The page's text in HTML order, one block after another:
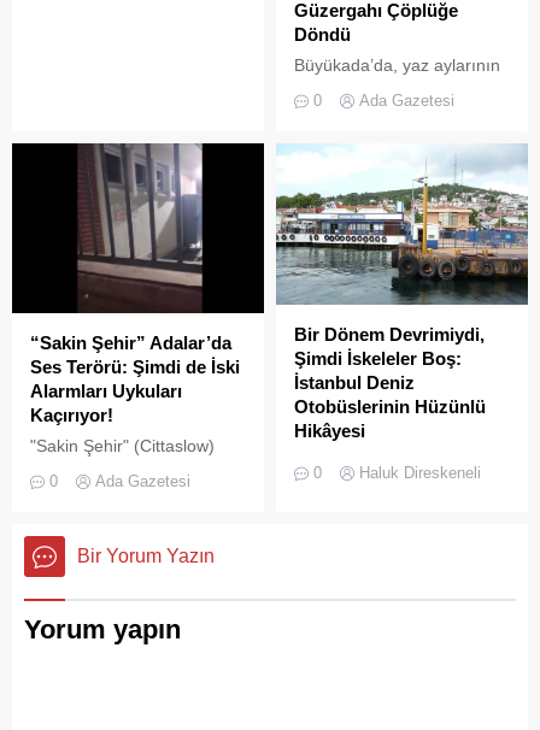
Güzergahı Çöplüğe
Döndü
Büyükada’da, yaz aylarının
ziyaretçi yoğunluğu, temizlik
hizmetlerindeki aksaklıkları
bir kez daha gözler önüne
serdi.
0 Ada Gazetesi
“Sakin Şehir” Adalar’da
Ses Terörü: Şimdi de İski
Alarmları Uykuları
Kaçırıyor!
"Sakin Şehir" (Cittaslow)
Adalar'da gürültü kirliliği
0 Ada Gazetesi
Bir Dönem Devrimiydi,
Şimdi İskeleler Boş:
İstanbul Deniz
Otobüslerinin Hüzünlü
Hikâyesi
2000’li yılların başında
İstanbul’da deniz ulaşımı,
konforlu güvenli bir yaşam
0 Haluk Direskeneli
Bir Yorum Yazın
Yorum yapın